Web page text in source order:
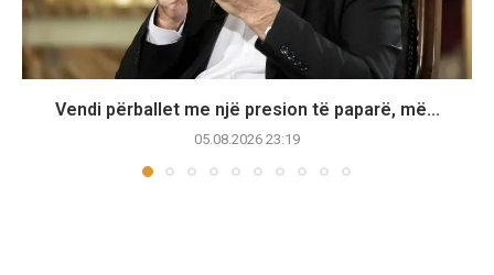
Vendi përballet me një presion të paparë, më...
05.08.2026 23:19